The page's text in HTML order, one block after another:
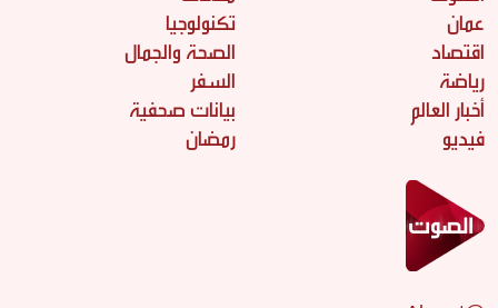
عمان
اقتصاد
رياضة
أخبار العالم
فيديو
تكنولوجيا
الصحة والجمال
السفر
بيانات صحفية
رمضان